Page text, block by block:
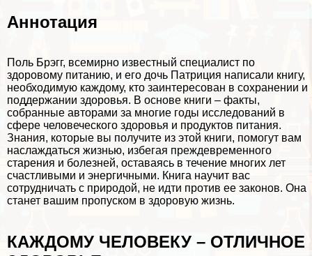
Аннотация
Поль Брэгг, всемирно известный специалист по
здоровому питанию, и его дочь Патриция написали книгу,
необходимую каждому, кто заинтересован в сохранении и
поддержании здоровья. В основе книги – факты,
собранные авторами за многие годы исследований в
сфере человеческого здоровья и продуктов питания.
Знания, которые вы получите из этой книги, помогут вам
наслаждаться жизнью, избегая преждевременного
старения и болезней, оставаясь в течение многих лет
счастливыми и энергичными. Книга научит вас
сотрудничать с природой, не идти против ее законов. Она
станет вашим пропуском в здоровую жизнь.
КАЖДОМУ ЧЕЛОВЕКУ – ОТЛИЧНОЕ